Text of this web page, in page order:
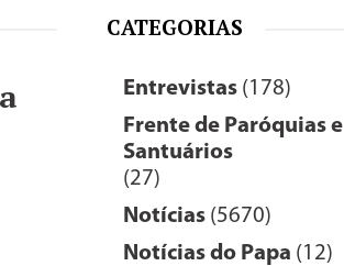
CATEGORIAS
Entrevistas (178)
Frente de Paróquias e
Santuários
(27)
Notícias (5670)
Notícias do Papa (12)